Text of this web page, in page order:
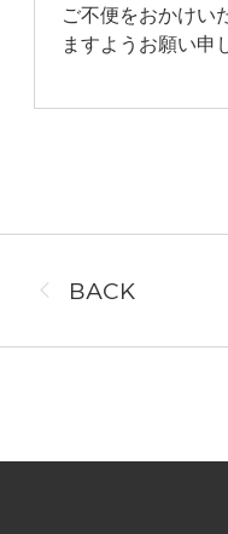
ご不便をおかけい
ますようお願い申
BACK